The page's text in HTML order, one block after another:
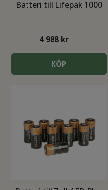
Batteri till Lifepak 1000
4 988 kr
KÖP